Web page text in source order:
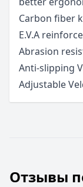
Carbon fiber
E.V.A
Abrasion
Anti-slipping
Adjustable
Отзывы